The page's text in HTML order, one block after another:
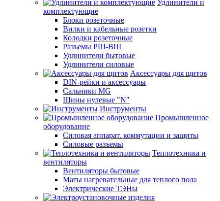
Удлинители и
комплектующие
Блоки розеточные
Вилки и кабельные розетки
Колодки розеточные
Разъемы РШ-ВШ
Удлинители бытовые
Удлинители силовые
Аксессуары для щитов
DIN-рейки и аксессуары
Сальники MG
Шины нулевые "N"
Инструменты
Промышленное
оборудование
Силовая аппарат. коммутации и защиты
Силовые разъемы
Теплотехника и
вентиляторы
Вентиляторы бытовые
Маты нагревательные для теплого пола
Электрические ТЭНы